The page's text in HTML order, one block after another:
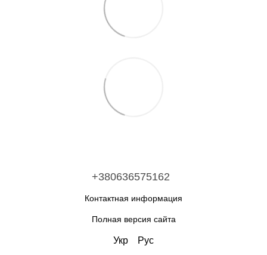
+380636575162
Контактная информация
Полная версия сайта
Укр Рус